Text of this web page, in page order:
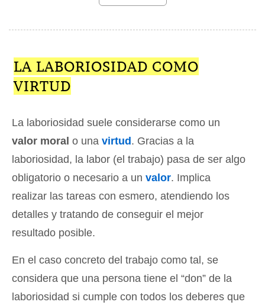
LA LABORIOSIDAD COMO
VIRTUD
La laboriosidad suele considerarse como un
valor moral o una virtud . Gracias a la
laboriosidad, la labor (el trabajo) pasa de ser algo
obligatorio o necesario a un valor. Implica
realizar las tareas con esmero, atendiendo los
detalles y tratando de conseguir el mejor
resultado posible.
En el caso concreto del trabajo como tal, se
considera que una persona tiene el “don” de la
laboriosidad si cumple con todos los deberes que